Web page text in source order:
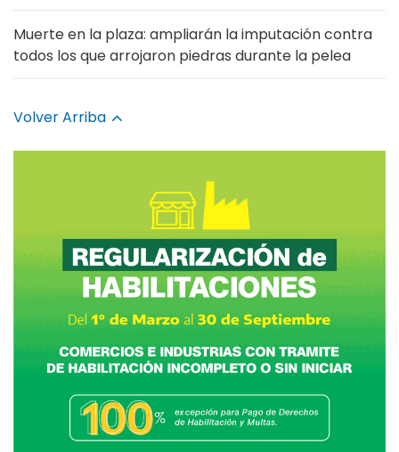
Muerte en la plaza: ampliarán la imputación contra
todos los que arrojaron piedras durante la pelea
Volver Arriba